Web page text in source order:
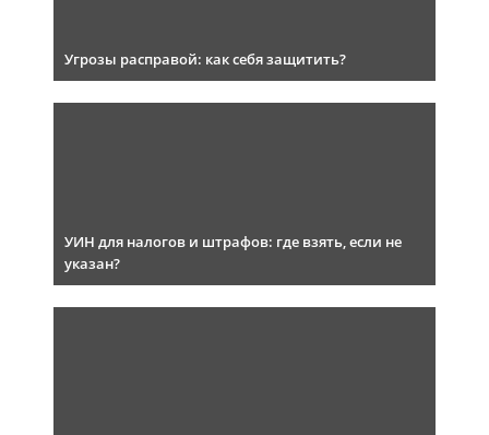
Угрозы расправой: как себя защитить?
УИН для налогов и штрафов: где взять, если не
указан?